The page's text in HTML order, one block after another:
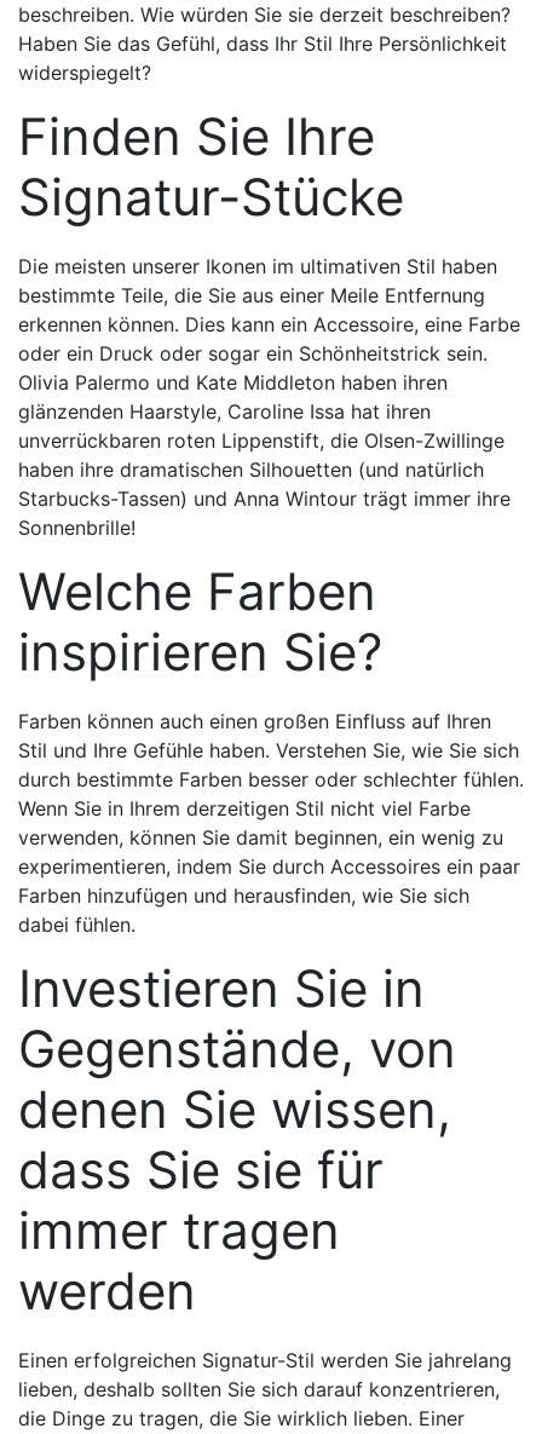
beschreiben. Wie würden Sie sie derzeit beschreiben?
Haben Sie das Gefühl, dass Ihr Stil Ihre Persönlichkeit
widerspiegelt?
Finden Sie Ihre
Signatur-Stücke
Die meisten unserer Ikonen im ultimativen Stil haben
bestimmte Teile, die Sie aus einer Meile Entfernung
erkennen können. Dies kann ein Accessoire, eine Farbe
oder ein Druck oder sogar ein Schönheitstrick sein.
Olivia Palermo und Kate Middleton haben ihren
glänzenden Haarstyle, Caroline Issa hat ihren
unverrückbaren roten Lippenstift, die Olsen-Zwillinge
haben ihre dramatischen Silhouetten (und natürlich
Starbucks-Tassen) und Anna Wintour trägt immer ihre
Sonnenbrille!
Welche Farben
inspirieren Sie?
Farben können auch einen großen Einfluss auf Ihren
Stil und Ihre Gefühle haben. Verstehen Sie, wie Sie sich
durch bestimmte Farben besser oder schlechter fühlen.
Wenn Sie in Ihrem derzeitigen Stil nicht viel Farbe
verwenden, können Sie damit beginnen, ein wenig zu
experimentieren, indem Sie durch Accessoires ein paar
Farben hinzufügen und herausfinden, wie Sie sich
dabei fühlen.
Investieren Sie in
Gegenstände, von
denen Sie wissen,
dass Sie sie für
immer tragen
werden
Einen erfolgreichen Signatur-Stil werden Sie jahrelang
lieben, deshalb sollten Sie sich darauf konzentrieren,
die Dinge zu tragen, die Sie wirklich lieben. Einer